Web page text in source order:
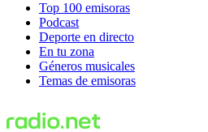
Top 100 emisoras
Podcast
Deporte en directo
En tu zona
Géneros musicales
Temas de emisoras